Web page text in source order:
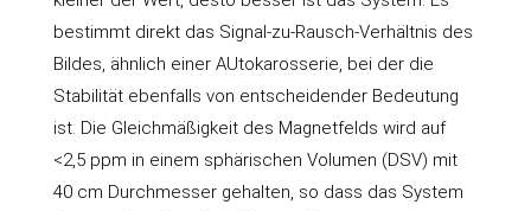
bestimmt direkt das Signal-zu-Rausch-Verhältnis des
Bildes, ähnlich einer AUtokarosserie, bei der die
Stabilität ebenfalls von entscheidender Bedeutung
ist. Die Gleichmäßigkeit des Magnetfelds wird auf
<2,5 ppm in einem sphärischen Volumen (DSV) mit
40 cm Durchmesser gehalten, so dass das System